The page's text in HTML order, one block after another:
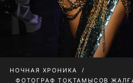
НОЧНАЯ ХРОНИКА
ФОТОГРАФ ТОҚТАМЫСОВ